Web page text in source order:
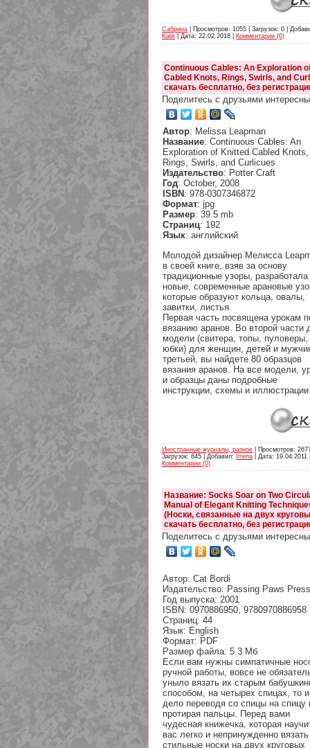
Сабрина | Просмотров: 1055 | Загрузок: 0 |
Kate | Дата: 22.02.2018 Комментарии (0)
Сontinuous Cables: An Exploration
Cabled Knots, Rings, Swirls, and
скачать бесплатно, без
Поделитесь с друзьями
Автор: Melissa Leapman
Название: Continuous Cables: An
Exploration of Knitted Cabled Knots,
Rings, Swirls, and Curlicues
Издательство: Potter Craft
Год: October, 2008
ISBN : 978-0307346872
Формат: jpg
Размер: 39.5 mb
Страниц: 192
Язык: английский
Молодой дизайнер Мелисса
в своей книге, взяв за основу
традиционные узоры, разработала
новые, современные арановые
которые образуют кольца, овалы,
завитки, листья.
Первая часть посвящена урокам
вязанию аранов. Во второй части
модели (свитера, топы, пуловеры,
юбки) для женщин, детей и
третьей, вы найдете 80 образцов
вязания аранов. На все модели,
и образцы даны подробные
инструкции, схемы и
Иностранные журналы, разное | Просмотров:
Загрузок: 645 | Добавил:
Irrena | Дата: 19.04.2011
Комментарии (0)
Название: Socks Soar on Two
Manual of Elegant Knitting
(Носки, связанные на двух
скачать бесплатно, без
Поделитесь с друзьями
Автор: Cat Bordi
Издательство: Passing Paws Press
Год выпуска: 2001
ISBN: 0970886950, 9780970886958
Страниц: 44
Язык: English
Формат: PDF
Размер файла: 5.3 Мб
Если вам нужны симпатичные
ручной работы, вовсе не
уныло вязать их старым
способом, на четырех спицах, то и
дело переводя со спицы на спицу
протирая пальцы. Перед вами
чудесная книжечка, которая
вас легко и непринужденно вязать
стильные носки на двух круговых